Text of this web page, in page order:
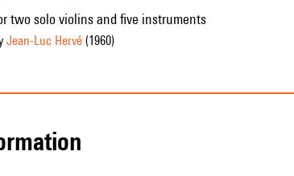
two solo violins and five instruments
Jean-Luc Hervé(1960)